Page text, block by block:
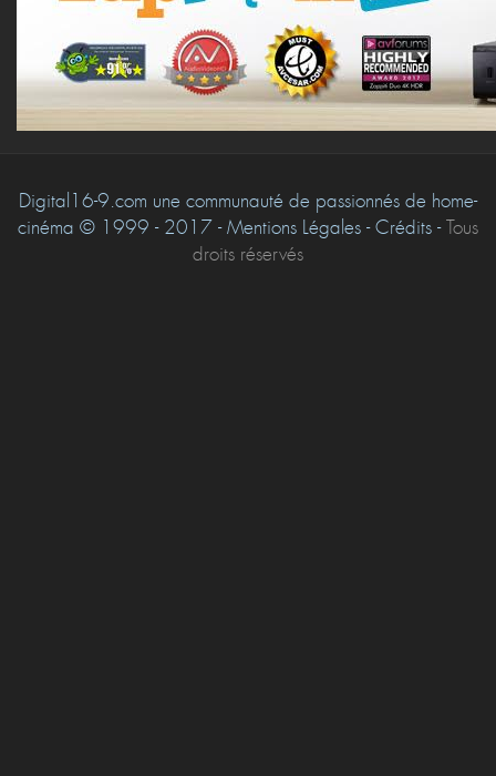
Digital16-9.com une communauté de passionnés de home-
cinéma © 1999 - 2017 - Mentions Légales - Crédits -Tous
droits réservés